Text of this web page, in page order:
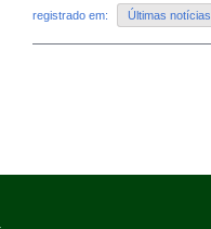
registrado em: Últimas notícias